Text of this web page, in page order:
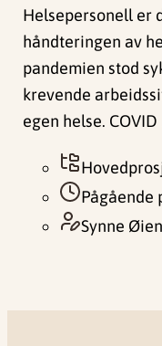
Helsepersonell er
håndteringen av
pandemien stod
krevende
egen helse.
Pågående
Synne